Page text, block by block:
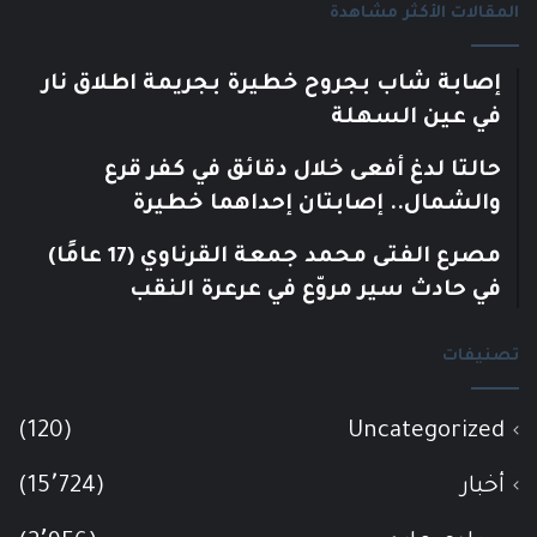
المقالات الأكثر مشاهدة
إصابة شاب بجروح خطيرة بجريمة اطلاق نار
في عين السهلة
حالتا لدغ أفعى خلال دقائق في كفر قرع
والشمال.. إصابتان إحداهما خطيرة
مصرع الفتى محمد جمعة القرناوي (17 عامًا)
في حادث سير مروّع في عرعرة النقب
تصنيفات
Uncategorized
(120)
أخبار (15٬724)